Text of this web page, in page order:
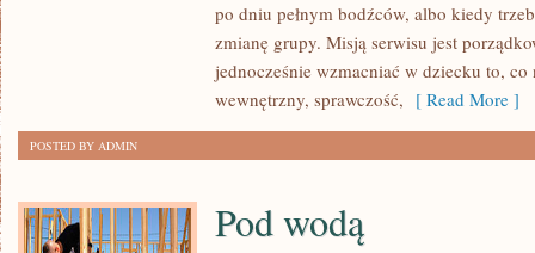
DIETETYKApo dniu pełnym bodźców, albo kiedy
zmianę grupy. Misją serwisu jest
jednocześnie wzmacniać w dziecku to,
wewnętrzny, sprawczość, [ Read More ]
POSTED BY ADMIN
Pod wodą